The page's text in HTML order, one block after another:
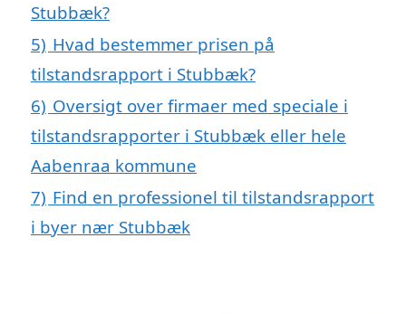
Stubbæk?
5) Hvad bestemmer prisen på
tilstandsrapport i Stubbæk?
6) Oversigt over firmaer med speciale i
tilstandsrapporter i Stubbæk eller hele
Aabenraa kommune
7) Find en professionel til tilstandsrapport
i byer nær Stubbæk